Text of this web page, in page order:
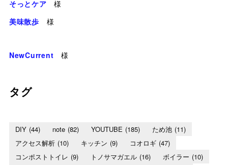
そっとケア 様
美味散歩 様
NewCurrent 様
タグ
DIY (44) note (82) YOUTUBE (185) ため池 (11)
アクセス解析 (10) キッチン (9) コオロギ (47)
コンポストトイレ (9) トノサマガエル (16) ボイラー (10)